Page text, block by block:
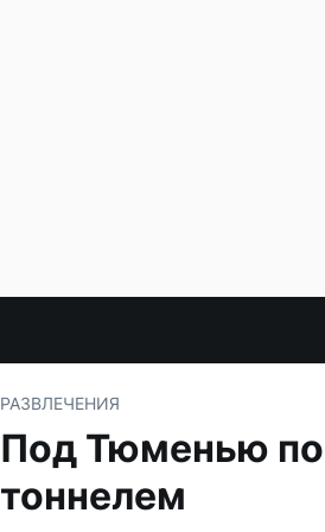
РАЗВЛЕЧЕНИЯ
Под Тюменью
тоннелем